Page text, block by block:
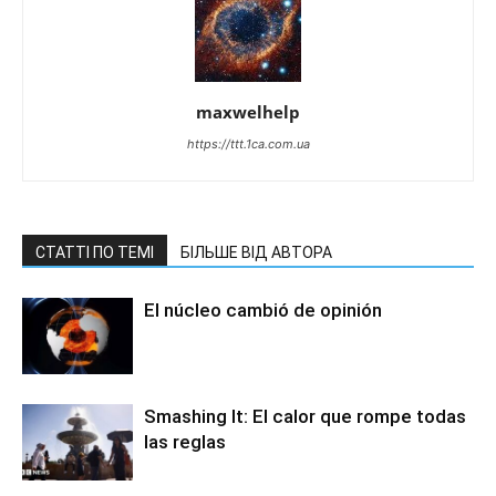
maxwelhelp
https://ttt.1ca.com.ua
СТАТТІ ПО ТЕМІ БІЛЬШЕ ВІД АВТОРА
El núcleo cambió de opinión
Smashing It: El calor que rompe todas
las reglas